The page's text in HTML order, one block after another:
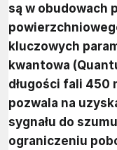
są w obudowach
kluczowych
kwantowa
długości fali 450
pozwala na
sygnału do
ograniczeniu